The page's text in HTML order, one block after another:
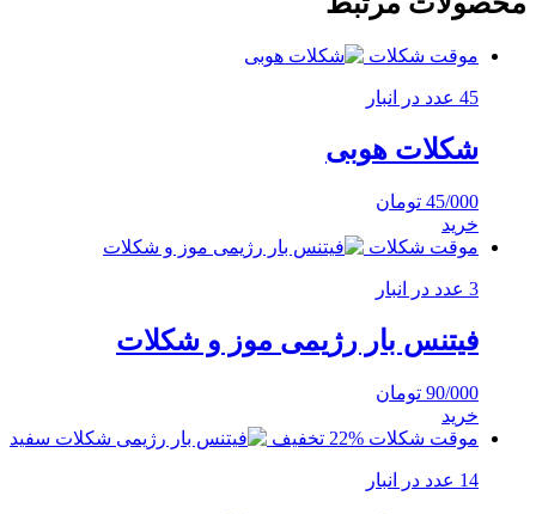
موقت شکلات
45 عدد در انبار
شکلات هوبی
45/000 تومان
خرید
موقت شکلات
3 عدد در انبار
فیتنس بار رژیمی موز و شکلات
90/000 تومان
خرید
موقت شکلات %22 تخفیف
14 عدد در انبار